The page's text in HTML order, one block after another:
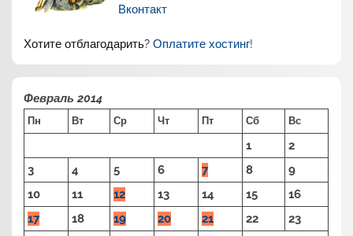
Вконтакт
Хотите отблагодарить?Оплатите хостинг!
Февраль 2014
Пн Вт Ср Чт Пт Сб Вс
1
2
3
4 5 6 7 8
9
10
11 12 13 14 15
16
17
18 19 20 21 22
23